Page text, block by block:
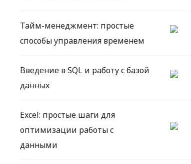
Тайм-менеджмент: простые
способы управления временем
Введение в SQL и работу с базой
данных
Excel: простые шаги для
оптимизации работы с
данными